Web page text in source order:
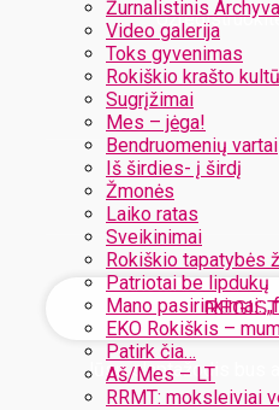
Žurnalistinis
Video galerija
Toks gyvenimas
Rokiškio krašto
Sugrįžimai
Mes – jėga!
Bendruomenių vartai
Iš širdies- į širdį
Žmonės
Laiko ratas
Sveikinimai
Rokiškio tapatybės
Patriotai be lipdukų
Mano pasirinkimai:
EKO Rokiškis –
Patirk čia…
Aš/Mes – LT
RRMT: moksleiviai
Jūsų slaptažodis bus